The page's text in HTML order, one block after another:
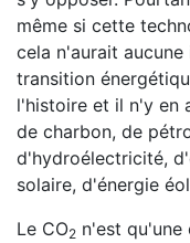
même si cette
cela n'aurait
transition
l'histoire et il n'y en
de charbon, de
d'hydroélectricité,
solaire, d'énergie
Le CO2 n'est